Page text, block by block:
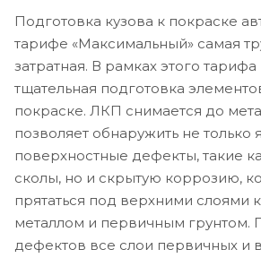
Подготовка кузова к покраске
тарифе «Максимальный» самая
затратная. В рамках этого
тщательная подготовка
покраске. ЛКП снимается до
позволяет обнаружить не только
поверхностные дефекты, такие
сколы, но и скрытую коррозию,
прятаться под верхними слоями
металлом и первичным грунтом.
дефектов все слои первичных и